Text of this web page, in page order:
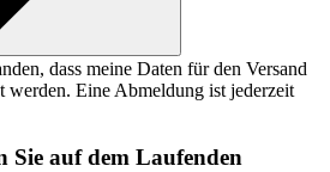
dass meine Daten für den Versand
werden. Eine Abmeldung ist jederzeit
Sie auf dem Laufenden